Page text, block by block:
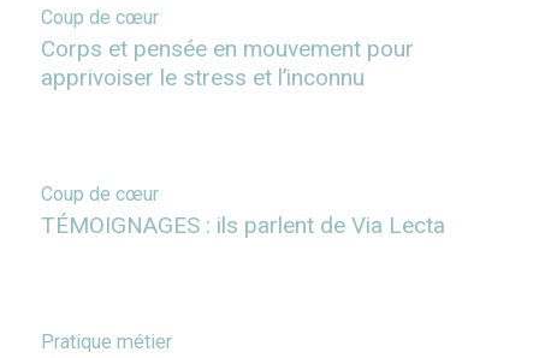
Coup de cœur
Corps et pensée en mouvement pour
apprivoiser le stress et l’inconnu
Coup de cœur
TÉMOIGNAGES : ils parlent de Via Lecta
Pratique métier